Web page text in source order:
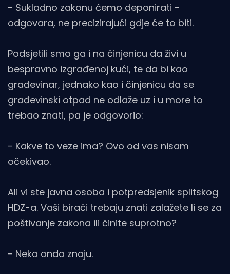
- Sukladno zakonu ćemo deponirati -
odgovara, ne precizirajući gdje će to biti.
Podsjetili smo ga i na činjenicu da živi u
bespravno izgrađenoj kući, te da bi kao
građevinar, jednako kao i činjenicu da se
građevinski otpad ne odlaže uz i u more to
trebao znati, pa je odgovorio:
- Kakve to veze ima? Ovo od vas nisam
očekivao.
Ali vi ste javna osoba i potpredsjenik splitskog
HDZ-a. Vaši birači trebaju znati zalažete li se za
poštivanje zakona ili činite suprotno?
- Neka onda znaju.